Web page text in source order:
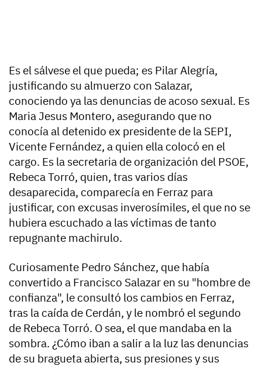
Es el sálvese el que pueda; es Pilar Alegría,
justificando su almuerzo con Salazar,
conociendo ya las denuncias de acoso sexual. Es
Maria Jesus Montero, asegurando que no
conocía al detenido ex presidente de la SEPI,
Vicente Fernández, a quien ella colocó en el
cargo. Es la secretaria de organización del PSOE,
Rebeca Torró, quien, tras varios días
desaparecida, comparecía en Ferraz para
justificar, con excusas inverosímiles, el que no se
hubiera escuchado a las víctimas de tanto
repugnante machirulo.
Curiosamente Pedro Sánchez, que había
convertido a Francisco Salazar en su "hombre de
confianza", le consultó los cambios en Ferraz,
tras la caída de Cerdán, y le nombró el segundo
de Rebeca Torró. O sea, el que mandaba en la
sombra. ¿Cómo iban a salir a la luz las denuncias
de su bragueta abierta, sus presiones y sus